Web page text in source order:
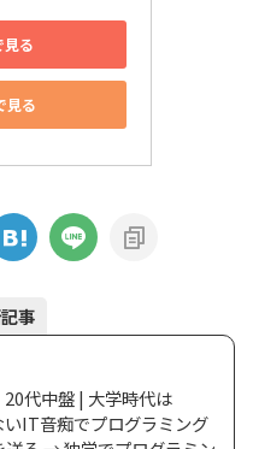
見る
見る
事
代中盤 | 大学時代は
IT音痴でプログラミング